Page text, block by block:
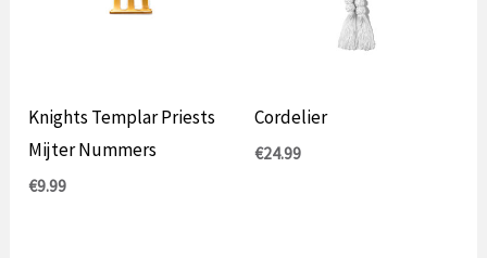
Knights Templar Priests
Mijter Nummers
€9.99
Cordelier
€24.99